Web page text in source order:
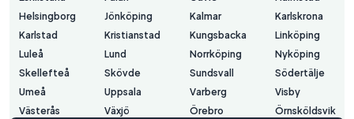
Helsingborg
Jönköping Kalmar
Karlskrona
Karlstad
Kristianstad Kungsbacka
Linköping
Luleå
Lund Norrköping
Nyköping
Skellefteå
Skövde Sundsvall
Södertälje
Umeå
Uppsala Varberg
Visby
Västerås
Växjö Örebro Örnsköldsvik